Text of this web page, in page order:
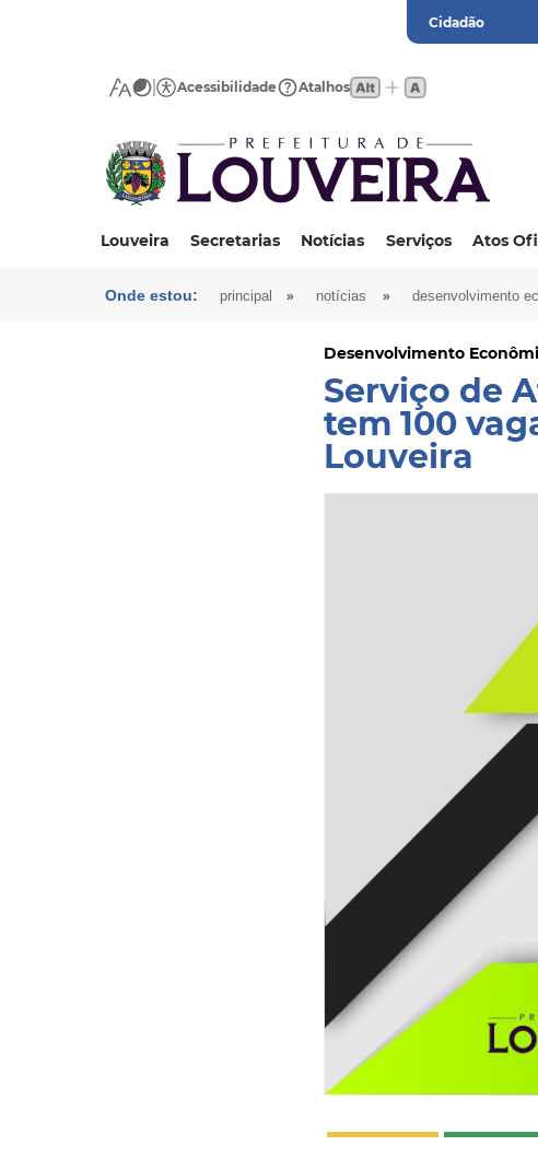
Cidadão
Acessibilidade Atalhos
Louveira Secretarias Notícias Serviços Atos
Onde estou: principal » notícias » desenvolvimento
Desenvolvimento
Serviço de
tem 100
Louveira